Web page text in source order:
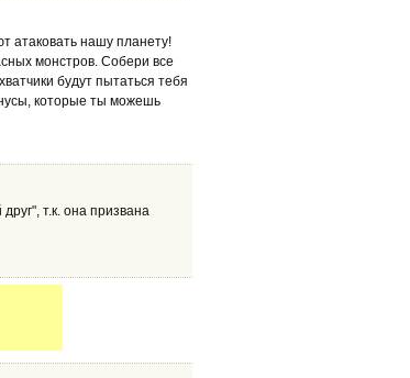
атаковать нашу планету!
монстров. Собери все
будут пытаться тебя
которые ты можешь
т.к. она призвана